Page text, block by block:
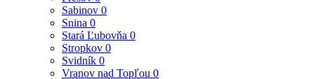
Sabinov 0
Snina 0
Stará Ľubovňa 0
Stropkov 0
Svidník 0
Vranov nad Topľou 0